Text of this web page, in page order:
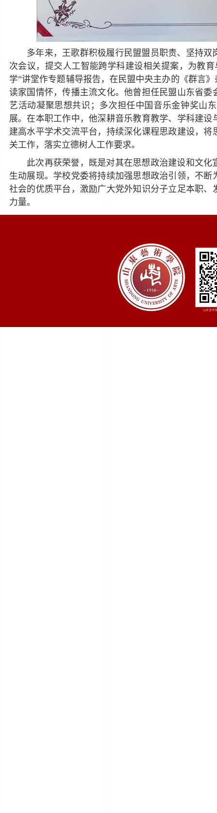
多年来，王歌群积极履行民盟盟员职责、坚持
次会议，提交人工智能跨学科建设相关提案，为教
学”讲堂作专题辅导报告，在民盟中央主办的《群言
读家国情怀，传播主流文化。他曾担任民盟山东省
艺活动凝聚思想共识；多次担任中国音乐金钟奖山
展。在本职工作中，他深耕音乐教育教学、学科建
建高水平学术交流平台，持续深化课程思政建设，
关工作，落实立德树人工作要求。
此次再获荣誉，既是对其在思想政治建设和文
生动展现。学校党委将持续加强思想政治引领，不
社会的优质平台，激励广大党外知识分子立足本职
力量。